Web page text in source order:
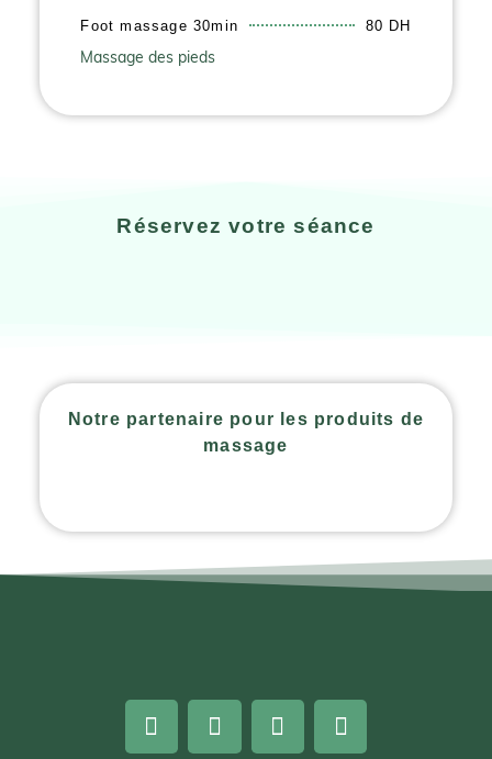
Foot massage 30min
80 DH
Massage des pieds
Réservez votre séance
Notre partenaire pour les produits de
massage